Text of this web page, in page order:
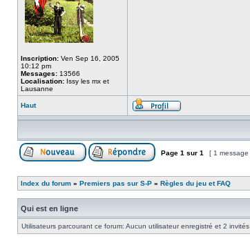
Inscription: Ven Sep 16, 2005
10:12 pm
Messages: 13566
Localisation: Issy les mx et
Lausanne
Haut
Page 1 sur 1 [ 1 message
Index du forum » Premiers pas sur S-P » Règles du jeu et FAQ
Qui est en ligne
Utilisateurs parcourant ce forum: Aucun utilisateur enregistré et 2 invités